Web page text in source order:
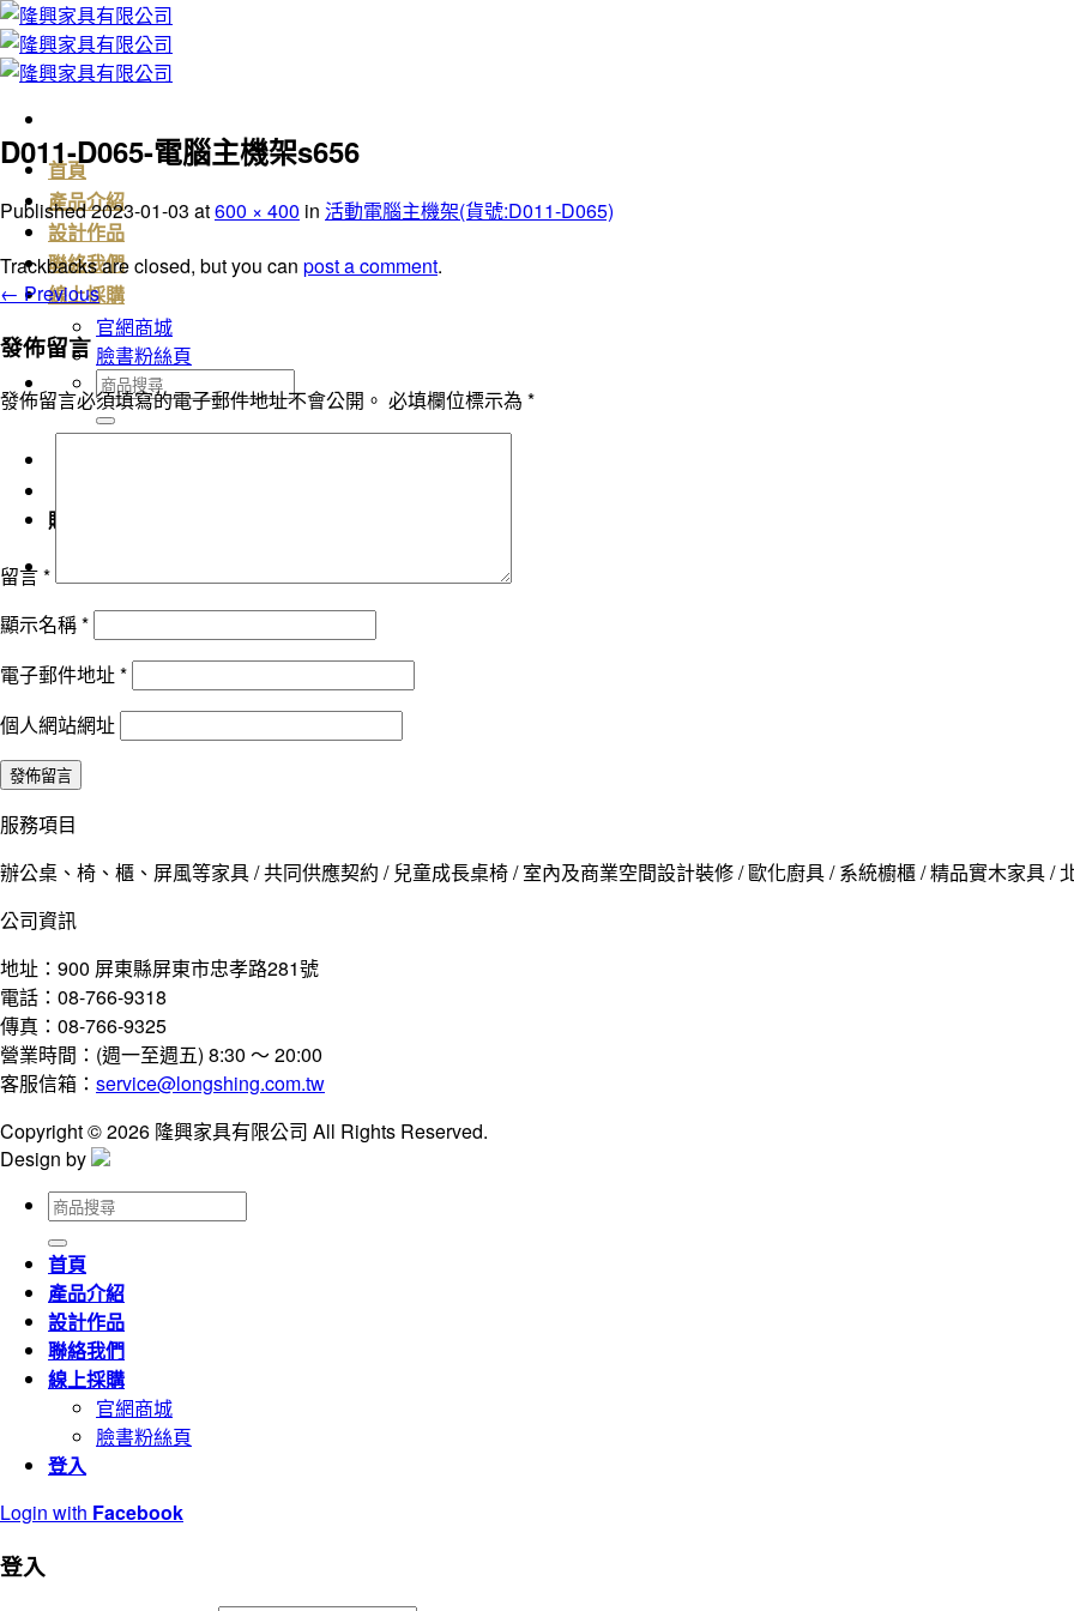
Skip
to
content
首頁
產品介紹
設計作品
聯絡我們
線上採購
官網商城
臉書粉絲頁
搜
尋
關
購物車
D011-D065-電腦主機架s656
Published2023-01-03 at600 × 400 in 活動電腦主機架(貨號:D011-D065)
Trackbacks are closed, but you can post a comment.
← Previous
發佈留言
發佈留言必須填寫的電子郵件地址不會公開。 必填欄位標示為 *
留言*
顯示名稱*
電子郵件地址*
個人網站網址
服務項目
辦公桌、椅、櫃、屏風等家具 / 共同供應契約 / 兒童成長桌椅 / 室內及商業空間設計裝修 / 歐化廚具 / 系統櫥櫃 / 精品實木家具 /
公司資訊
地址：900 屏東縣屏東市忠孝路281號
電話：08-766-9318
傳真：08-766-9325
營業時間：(週一至週五) 8:30 ～ 20:00
客服信箱： service@longshing.com.tw
Copyright © 2026 隆興家具有限公司 All Rights Reserved.
Design by
搜
尋
關
鍵
字:
首頁
產品介紹
設計作品
聯絡我們
線上採購
官網商城
臉書粉絲頁
登入
Login with Facebook
登入